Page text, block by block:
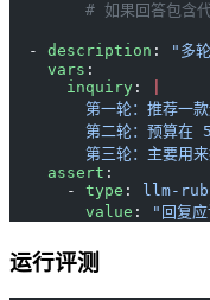
# 如果回答包含
  -
description :
"多
    vars
:
      inquiry
:
第一轮：推荐一款
第二轮：预算在
第三轮：主要用来
    assert
:
      -
type :
llm-
        value
: "回复
运行评测